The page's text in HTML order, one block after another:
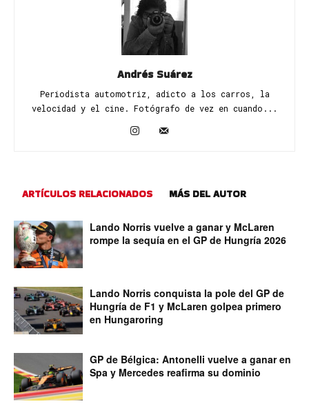
Andrés Suárez
Periodista automotriz, adicto a los carros, la
velocidad y el cine. Fotógrafo de vez en cuando...
ARTÍCULOS RELACIONADOS MÁS DEL AUTOR
Lando Norris vuelve a ganar y McLaren
rompe la sequía en el GP de Hungría 2026
Lando Norris conquista la pole del GP de
Hungría de F1 y McLaren golpea primero
en Hungaroring
GP de Bélgica: Antonelli vuelve a ganar en
Spa y Mercedes reafirma su dominio